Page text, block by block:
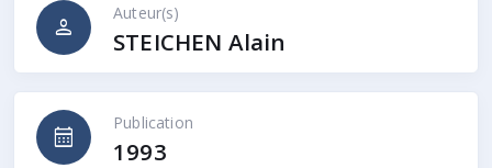
person
Auteur(s)
STEICHEN Alain
calendar_month
Publication
1993